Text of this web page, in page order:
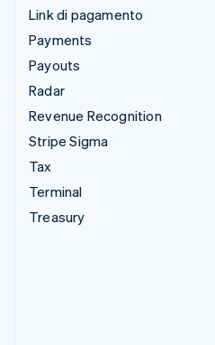
Link di pagamento
Payments
Payouts
Radar
Revenue Recognition
Stripe Sigma
Tax
Terminal
Treasury